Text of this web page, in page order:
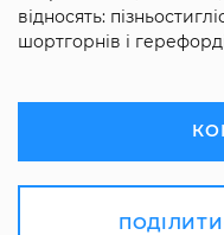
відносять:
шортгорнів і